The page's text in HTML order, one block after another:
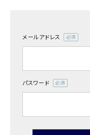
商品カテゴリー
お酒別オススメ
メールアドレス
(必
パスワード
(必